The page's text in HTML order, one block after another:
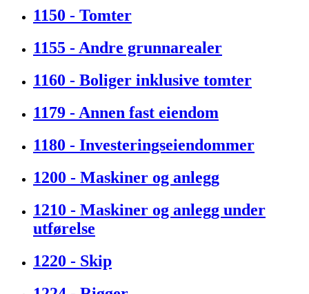
1150 - Tomter
1155 - Andre grunnarealer
1160 - Boliger inklusive tomter
1179 - Annen fast eiendom
1180 - Investeringseiendommer
1200 - Maskiner og anlegg
1210 - Maskiner og anlegg under
utførelse
1220 - Skip